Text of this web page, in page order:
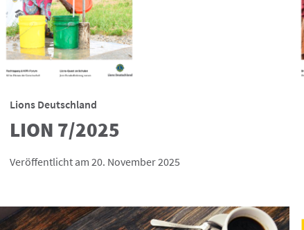
Lions Deutschland
LION 7/2025
Veröffentlicht am 20. November 2025